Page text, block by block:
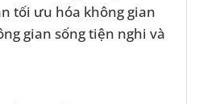
tối ưu hóa không gian
gian sống tiện nghi và